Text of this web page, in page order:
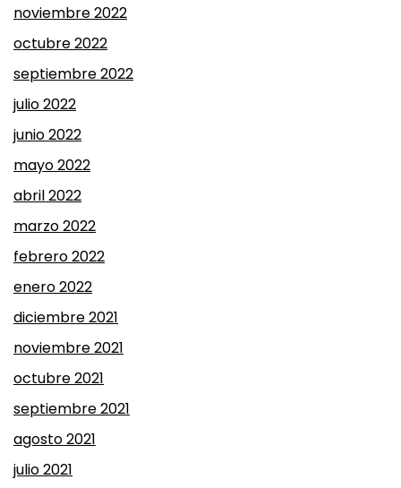
noviembre 2022
octubre 2022
septiembre 2022
julio 2022
junio 2022
mayo 2022
abril 2022
marzo 2022
febrero 2022
enero 2022
diciembre 2021
noviembre 2021
octubre 2021
septiembre 2021
agosto 2021
julio 2021